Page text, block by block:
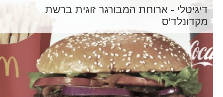
דיגיטלי - ארוחת המבורגר זוגית ברשת
מקדונלד'ס